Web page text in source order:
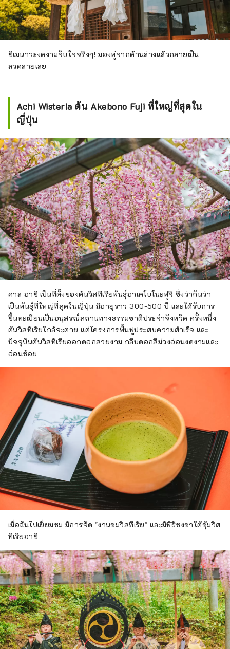
ชิเมนาวะงดงามจับใจจริงๆ! มองพู่จากด้านล่างแล้วกลายเป็น
ลวดลายเลย
Achi Wisteria ต้น Akebono Fuji ที่ใหญ่ที่สุดใน
ญี่ปุ่น
ศาล อาชิ เป็นที่ตั้งของต้นวิสทีเรียพันธุ์อาเคโบโนะฟูจิ ซึ่งว่ากันว่า
เป็นพันธุ์ที่ใหญ่ที่สุดในญี่ปุ่น มีอายุราว 300-500 ปี และได้รับการ
ขึ้นทะเบียนเป็นอนุสรณ์สถานทางธรรมชาติประจำจังหวัด ครั้งหนึ่ง
ต้นวิสทีเรียใกล้จะตาย แต่โครงการฟื้นฟูประสบความสำเร็จ และ
ปัจจุบันต้นวิสทีเรียออกดอกสวยงาม กลีบดอกสีม่วงอ่อนงดงามและ
อ่อนช้อย
เมื่อฉันไปเยี่ยมชม มีการจัด "งานชมวิสทีเรีย" และมีพิธีชงชาใต้ซุ้มวิส
ทีเรียอาชิ